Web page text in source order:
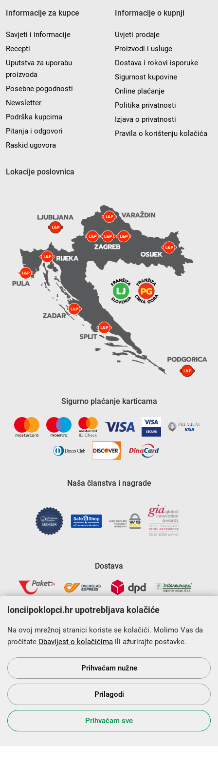
Informacije za kupce
Savjeti i informacije
Recepti
Uputstva za uporabu
proizvoda
Posebne pogodnosti
Newsletter
Podrška kupcima
Pitanja i odgovori
Raskid ugovora
Informacije o kupnji
Uvjeti prodaje
Proizvodi i usluge
Dostava i rokovi isporuke
Sigurnost kupovine
Online plaćanje
Politika privatnosti
Izjava o privatnosti
Pravila o korištenju kolačića
Lokacije poslovnica
Sigurno plaćanje karticama
Naša članstva i nagrade
Dostava
Krajnji primatelj financijskog instrumenta sufinanciranog iz
Europskog fonda za regionalni razvoj u sklopu Operativnog
programa „Konkurentnost i kohezija”.
s Vama od 2014. godine!
lonciipoklopci.hr upotrebljava kolačiće
Na ovoj mrežnoj stranici koriste se kolačići. Molimo Vas da
pročitate Obavijest o kolačićima ili ažurirajte postavke.
Prihvaćam nužne
Prilagodi
Prihvaćam sve